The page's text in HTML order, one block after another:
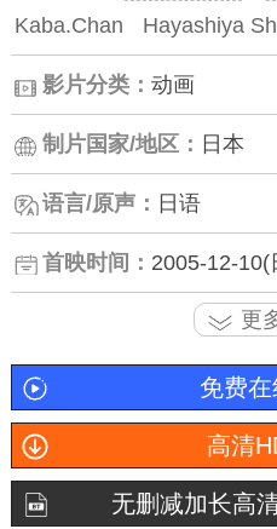
Kaba.Chan
Hayashiya
影片分类： 动画
制片国家/地区： 日本
语言/原声： 日语
首映时间： 2005-12-10(
更
免费
高清
无删减加长高